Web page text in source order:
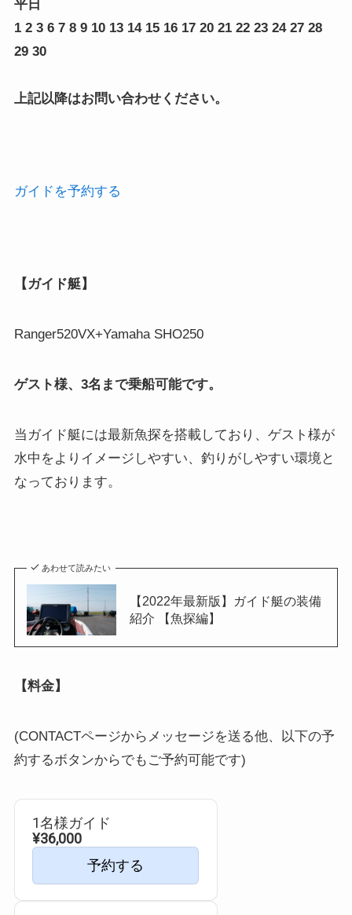
平日
1 2 3 6 7 8 9 10 13 14 15 16 17 20 21 22 23 24 27 28
29 30
上記以降はお問い合わせください。
ガイドを予約する
【ガイド艇】
Ranger520VX+Yamaha SHO250
ゲスト様、3名まで乗船可能です。
当ガイド艇には最新魚探を搭載しており、ゲスト様が
水中をよりイメージしやすい、釣りがしやすい環境と
なっております。
あわせて読みたい
【2022年最新版】ガイド艇の装備
紹介 【魚探編】
【料金】
(CONTACTページからメッセージを送る他、以下の予
約するボタンからでもご予約可能です)
1名様ガイド
¥36,000
予約する